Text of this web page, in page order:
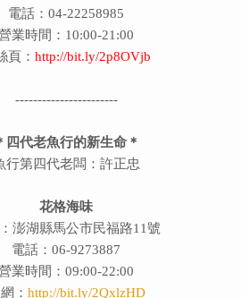
電話：04-22258985
業時間：10:00-21:00
頁：http://bit.ly/2p8OVjb
-----------------------
四代老魚行的新生命＊
行第四代老闆：許正忠
花格海味
澎湖縣馬公市民福路11號
電話：06-9273887
業時間：09:00-22:00
： http://bit.ly/2QxlzHD